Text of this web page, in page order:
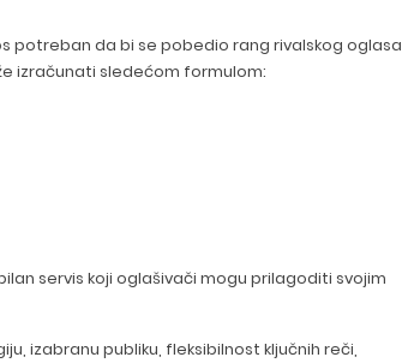
potreban da bi se pobedio rang rivalskog oglasa
izračunati sledećom formulom:
servis koji oglašivači mogu prilagoditi svojim
izabranu publiku, fleksibilnost ključnih reči,